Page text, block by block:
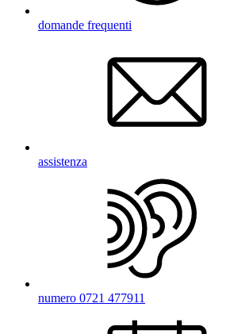
domande frequenti
assistenza
numero 0721 477911